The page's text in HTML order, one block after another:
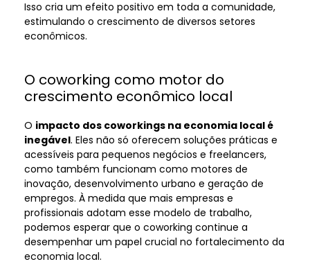
Isso cria um efeito positivo em toda a comunidade,
estimulando o crescimento de diversos setores
econômicos.
O coworking como motor do
crescimento econômico local
O impacto dos coworkings na economia local é
inegável. Eles não só oferecem soluções práticas e
acessíveis para pequenos negócios e freelancers,
como também funcionam como motores de
inovação, desenvolvimento urbano e geração de
empregos. À medida que mais empresas e
profissionais adotam esse modelo de trabalho,
podemos esperar que o coworking continue a
desempenhar um papel crucial no fortalecimento da
economia local.